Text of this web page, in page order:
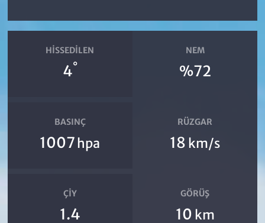
HISSEDILEN
4°
NEM
%72
BASINÇ
1007 hpa
RÜZGAR
18 km/s
ÇIY
1.4
GÖRÜŞ
10 km